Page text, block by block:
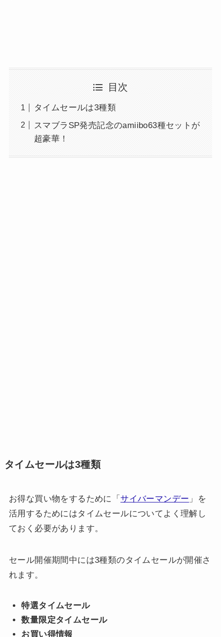
目次
タイムセールは3種類
スマブラSP発売記念のamiibo63種セットが
超豪華！
タイムセールは3種類
お得な買い物をするために「サイバーマンデー 」を
活用するためにはタイムセールについてよく理解し
ておく必要があります。
セール開催期間中には3種類のタイムセールが開催さ
れます。
特選タイムセール
数量限定タイムセール
お買い得情報